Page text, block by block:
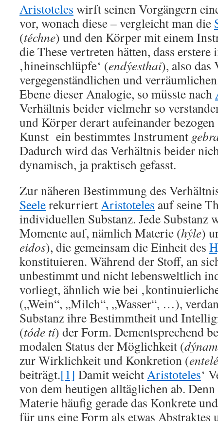
Aristoteles wirft seinen Vorgängern
vor, wonach diese – vergleicht man die
(téchne) und den Körper mit einem
die These vertreten hätten, dass erstere
‚hineinschlüpfe‘ (endýesthai), also das
vergegenständlichen und
Ebene dieser Analogie, so müsste nach
Verhältnis beider vielmehr so
und Körper derart aufeinander
Kunst ein bestimmtes Instrument
Dadurch wird das Verhältnis beider
dynamisch, ja praktisch gefasst.
Zur näheren Bestimmung des
SeelerekurriertAristoteles auf seine
individuellen Substanz. Jede Substanz
Momente auf, nämlich Materie (hýle)
eidos), die gemeinsam die Einheit des
konstituieren. Während der Stoff, an
unbestimmt und nicht lebensweltlich
vorliegt, ähnlich wie bei
(„Wein“, „Milch“, „Wasser“, …),
Substanz ihre Bestimmtheit und
(tóde ti) der Form. Dementsprechend
modalen Status der Möglichkeit (
zur Wirklichkeit und Konkretion (
beiträgt.[1] Damit weichtAristoteles‘
von dem heutigen alltäglichen ab.
Materie häufig gerade das Konkrete
für uns eine Form als etwas Abstraktes